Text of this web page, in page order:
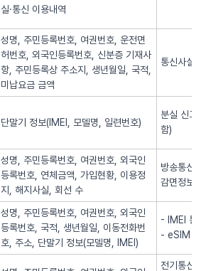
실·통신 이용내역
성명, 주민등록번호, 여권번호, 운전면
허번호, 외국인등록번호, 신분증 기재사
항, 주민등록상 주소지, 생년월일, 국적,
미납요금 금액
통신사실
단말기 정보(IMEI, 모델명, 일련번호)
분실 신고
함)
성명, 주민등록번호, 여권번호, 외국인
등록번호, 연체금액, 가입현황, 이용정
지, 해지사실, 회선 수
방송통신
감면정보
성명, 주민등록번호, 여권번호, 외국인
등록번호, 국적, 생년월일, 이동전화번
호, 주소, 단말기 정보(모델명, IMEI)
- IMEI 통
- eSIM 동
전기통신